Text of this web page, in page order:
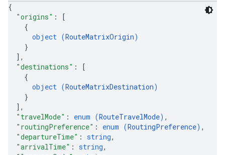
{
"origins" :
[
{
object (RouteMatrixOrigin)
}
] ,
"destinations" :
[
{
object (RouteMatrixDestination)
}
] ,
"travelMode" : enum (RouteTravelMode) ,
"routingPreference" : enum (RoutingPreference) ,
"departureTime" : string,
"arrivalTime" : string,